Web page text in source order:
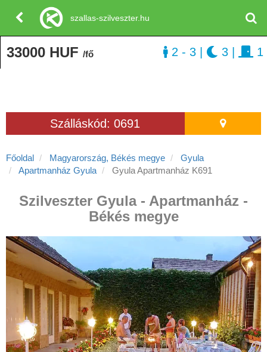
Szálláskód: 0691
Főoldal Magyarország, Békés megye
Gyula
Apartmanház Gyula
Gyula Apartmanház K691
Szilveszter Gyula - Apartmanház -
Békés megye
33000 HUF /fő 2 - 3 3 1
szallas-szilveszter.hu